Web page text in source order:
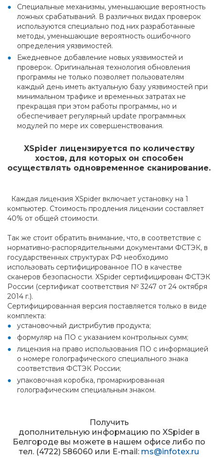
Специальные механизмы, уменьшающие вероятность
ложных срабатываний. В различных видах проверок
используются специально под них разработанные
методы, уменьшающие вероятность ошибочного
определения уязвимостей.
Ежедневное добавление новых уязвимостей и
проверок. Оригинальная технология обновления
программы не только позволяет пользователям
каждый день иметь актуальную базу уязвимостей при
минимальном трафике и временных затратах не
прекращая при этом работы программы, но и
обеспечивает регулярный update программных
модулей по мере их совершенствования.
XSpider лицензируется по количеству
хостов, для которых он способен
осуществлять одновременное сканирование.
Каждая лицензия XSpider включает установку на 1
компьютер. Стоимость продления лицензии составляет
40% от общей стоимости.
Так же стоит обратить внимание, что, в соответствие с
нормативно-распорядительными документами ФСТЭК, в
государственных структурах РФ необходимо
использовать сертифицированное ПО в качестве
сканеров безопасности. XSpider сертифицирован ФСТЭК
России (сертификат соответствия № 3247 от 24 октября
2014 г.).
Сертифицированная версия поставляется только в виде
комплекта:
установочный дистрибутив продукта;
формуляр на ПО с указанием контрольных сумм;
лицензия на право использования ПО с информацией
о номере голографического специального знака
соответствия ФСТЭК России;
упаковочная коробка, промаркированная
голографическим специальным знаком.
Получить
дополнительную информацию по XSpider в
Белгороде вы можете в нашем офисе либо по
тел. (4722) 586060 или E-mail: ms@infotex.ru